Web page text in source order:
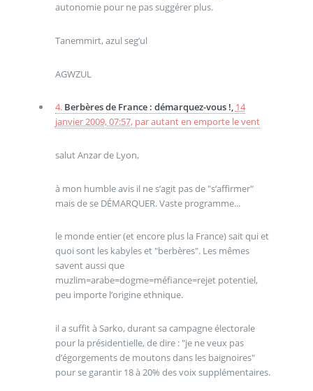
autonomie pour ne pas suggérer plus.
Tanemmirt, azul seg’ul
AGWZUL
4. Berbères de France : démarquez-vous !, 14
janvier 2009, 07:57, parautant en emporte le vent
salut Anzar de Lyon,
à mon humble avis il ne s’agit pas de "s’affirmer"
mais de se DÉMARQUER. Vaste programme...
le monde entier (et encore plus la France) sait qui et
quoi sont les kabyles et "berbères". Les mêmes
savent aussi que
muzlim=arabe=dogme=méfiance=rejet potentiel,
peu importe l’origine ethnique.
il a suffit à Sarko, durant sa campagne électorale
pour la présidentielle, de dire : "je ne veux pas
d’égorgements de moutons dans les baignoires"
pour se garantir 18 à 20% des voix supplémentaires.